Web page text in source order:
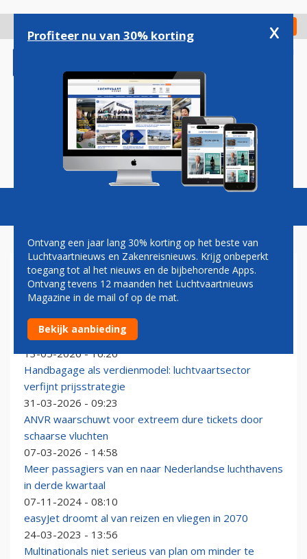
gaan
Check in
Magazine Podcasts Vacatures
VLIEGEN
'Prijzen van vliegtickets in Europa stukken goedkoper
vanwege onrust'
13-05-2026 - 16:20
Handbagage als verdienmodel: luchtvaartsector
verfijnt prijsstrategie
31-03-2026 - 09:23
ANVR waarschuwt voor extreem dure tickets door
schaarse vluchten
07-03-2026 - 14:58
Meer passagiers van en naar Nederlandse luchthavens
in derde kwartaal
07-11-2024 - 08:10
easyJet droomt al van reizen en vliegen in 2070
24-03-2023 - 13:56
Multinationals niet serieus van plan om minder te
Profiteer nu van 30% korting x
Ontvang een jaar lang 30% korting op het beste van
Luchtvaartnieuws en Zakenreisnieuws. Krijg onbeperkt
toegang tot al het nieuws en de bijbehorende Apps.
Ontvang tevens 12 maanden het Luchtvaartnieuws
Magazine in de mail of op de mat.
Bekijk aanbieding